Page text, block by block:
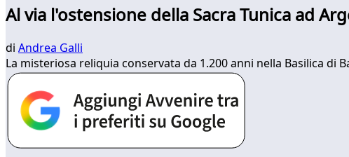
Al via l'ostensione della Sacra Tunica ad
di Andrea Galli
La misteriosa reliquia conservata da 1.200 anni nella Basilica di